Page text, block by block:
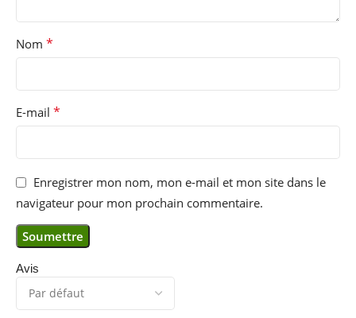
Avis
Nom *
E-mail *
Enregistrer mon nom, mon e-mail et mon site dans le
navigateur pour mon prochain commentaire.